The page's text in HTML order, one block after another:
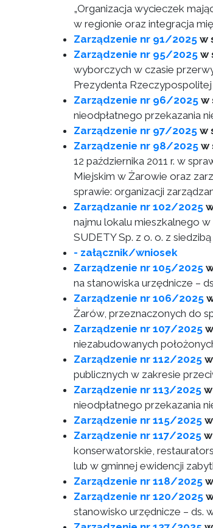
„Organizacja wycieczek
w regionie oraz integracja
Zarządzenie nr 91/2025 w
Zarządzenie nr 95/2025 w
wyborczych w czasie
Prezydenta Rzeczypospolitej
Zarządzenie nr 96/2025 w
nieodpłatnego przekazania
Zarządzenie nr 97/2025 w
Zarządzenie nr 98/2025 w
12 października 2011 r. w
Miejskim w Żarowie oraz
sprawie: organizacji
Zarządzanie nr 102/2025
najmu lokalu mieszkalnego
SUDETY Sp. z o. o. z
- załącznik/wniosek
Zarządzenie nr 105/2025
na stanowiska urzędnicze –
Zarządzenie nr 106/2025
Żarów, przeznaczonych do
Zarządzenie nr 107/2025
niezabudowanych
Zarządzenie nr 112/2025
publicznych w zakresie
Zarządzenie nr 113/2025
nieodpłatnego przekazania
Zarządzenie nr 115/2025
Zarządzenie nr 117/2025
konserwatorskie,
lub w gminnej ewidencji
Zarządzenie nr 118/2025
Zarządzenie nr 120/2025
stanowisko urzędnicze – ds.